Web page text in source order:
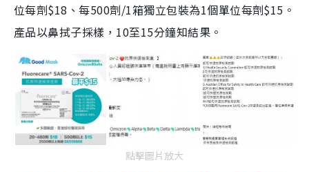
位每劑$18、每500劑/1箱獨立包裝為1個單位每劑$15。
產品以鼻拭子採樣，10至15分鐘知結果。
點擊圖片放大